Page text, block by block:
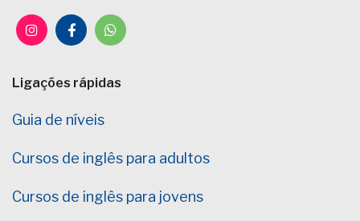
Ligações rápidas
Guia de níveis
Cursos de inglês para adultos
Cursos de inglês para jovens